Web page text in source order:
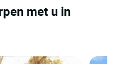
met u in